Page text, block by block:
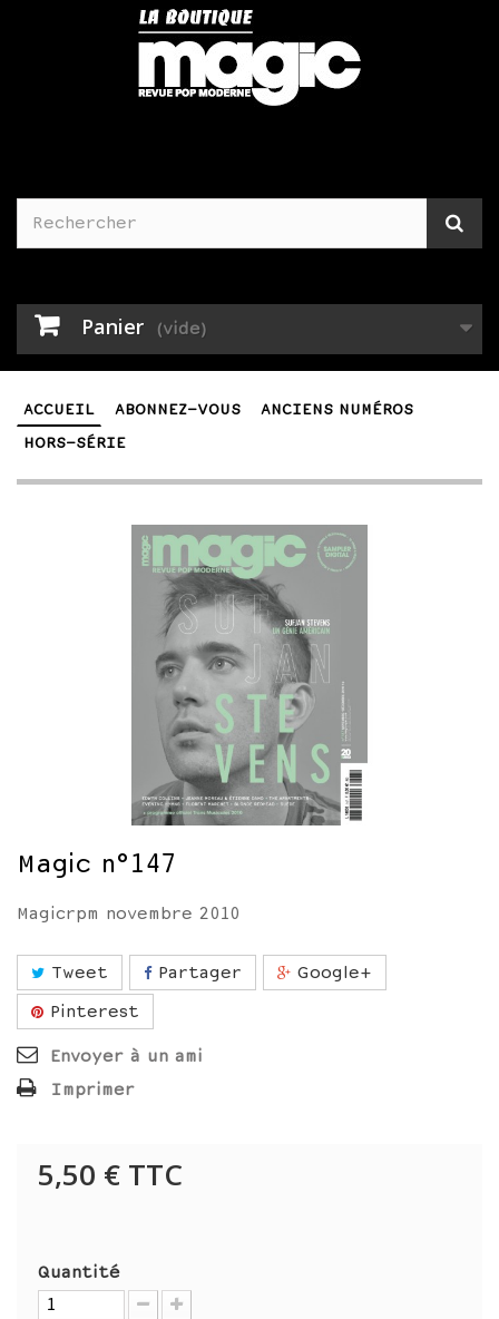
Panier (vide)
ACCUEIL ABONNEZ-VOUS
ANCIENS NUMÉROS
HORS-SÉRIE
Magic n°147
Magicrpm novembre 2010
Tweet Partager
Google+
Pinterest
Envoyer à un ami
Imprimer
5,50 € TTC
Quantité